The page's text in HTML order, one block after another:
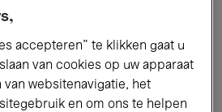
Films
Lezingen & Debatten
accepteren” te klikken gaat u
van cookies op uw apparaat
websitenavigatie, het
en om ons te helpen